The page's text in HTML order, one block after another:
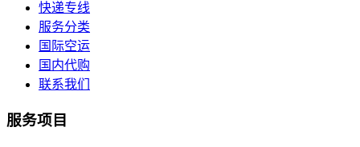
快递专线
服务分类
国际空运
国内代购
联系我们
服务项目